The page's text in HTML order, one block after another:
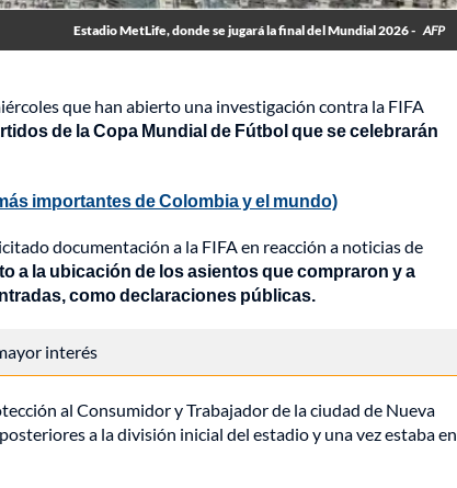
Estadio MetLife, donde se jugará la final del Mundial 2026 - AFP
que han abierto una investigación contra la FIFA
de la Copa Mundial de Fútbol que se celebrarán
importantes de Colombia y el mundo)
documentación a la FIFA en reacción a noticias de
a la ubicación de los asientos que compraron y a
como declaraciones públicas.
interés
al Consumidor y Trabajador de la ciudad de Nueva
a la división inicial del estadio y una vez estaba en